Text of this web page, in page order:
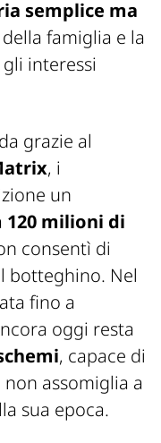
semplice ma
famiglia e la
interessi
grazie al
, i
un
120 milioni di
consentì di
botteghino. Nel
fino a
oggi resta
, capace di
assomiglia a
sua epoca.